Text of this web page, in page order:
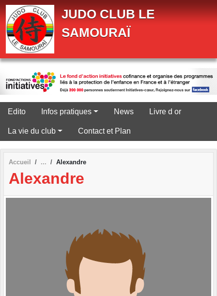
JUDO CLUB LE
SAMOURAÏ
Edito Infos pratiques News Livre d or
La vie du club Contact et Plan
Accueil Alexandre
Alexandre
Panneau de gestion des cookies